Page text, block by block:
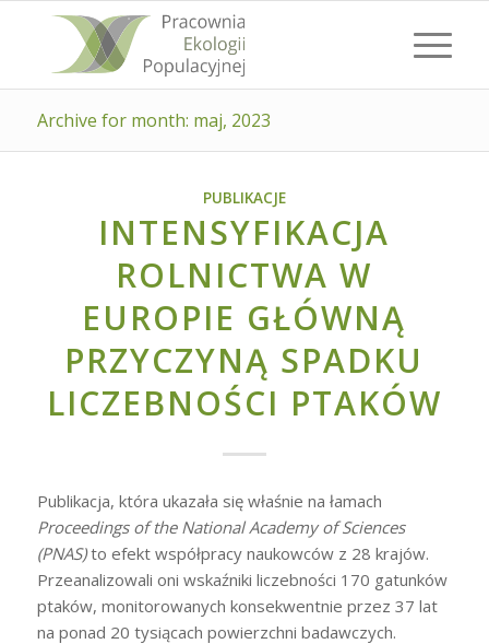
Archive for month: maj, 2023
PUBLIKACJE
INTENSYFIKACJA
ROLNICTWA W
EUROPIE GŁÓWNĄ
PRZYCZYNĄ SPADKU
LICZEBNOŚCI PTAKÓW
Publikacja, która ukazała się właśnie na łamach
Proceedings of the National Academy of Sciences
(PNAS)to efekt współpracy naukowców z 28 krajów.
Przeanalizowali oni wskaźniki liczebności 170 gatunków
ptaków, monitorowanych konsekwentnie przez 37 lat
na ponad 20 tysiącach powierzchni badawczych.